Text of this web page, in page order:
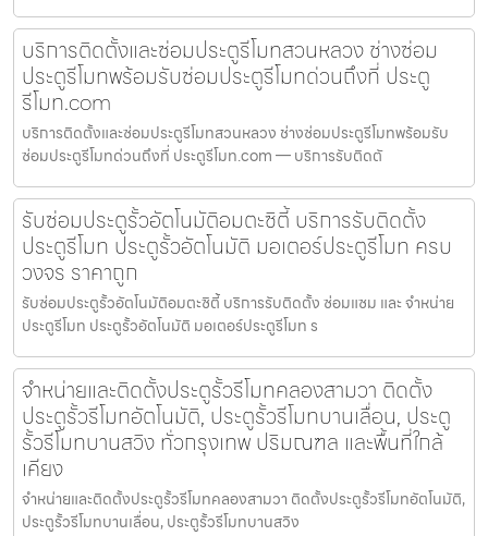
บริการติดตั้งและซ่อมประตูรีโมทสวนหลวง ช่างซ่อม
ประตูรีโมทพร้อมรับซ่อมประตูรีโมทด่วนถึงที่ ประตู
รีโมท.com
บริการติดตั้งและซ่อมประตูรีโมทสวนหลวง ช่างซ่อมประตูรีโมทพร้อมรับ
ซ่อมประตูรีโมทด่วนถึงที่ ประตูรีโมท.com — บริการรับติดตั
รับซ่อมประตูรั้วอัตโนมัติอมตะซิตี้ บริการรับติดตั้ง
ประตูรีโมท ประตูรั้วอัตโนมัติ มอเตอร์ประตูรีโมท ครบ
วงจร ราคาถูก
รับซ่อมประตูรั้วอัตโนมัติอมตะซิตี้ บริการรับติดตั้ง ซ่อมแซม และ จำหน่าย
ประตูรีโมท ประตูรั้วอัตโนมัติ มอเตอร์ประตูรีโมท ร
จำหน่ายและติดตั้งประตูรั้วรีโมทคลองสามวา ติดตั้ง
ประตูรั้วรีโมทอัตโนมัติ, ประตูรั้วรีโมทบานเลื่อน, ประตู
รั้วรีโมทบานสวิง ทั่วกรุงเทพ ปริมณฑล และพื้นที่ใกล้
เคียง
จำหน่ายและติดตั้งประตูรั้วรีโมทคลองสามวา ติดตั้งประตูรั้วรีโมทอัตโนมัติ,
ประตูรั้วรีโมทบานเลื่อน, ประตูรั้วรีโมทบานสวิง